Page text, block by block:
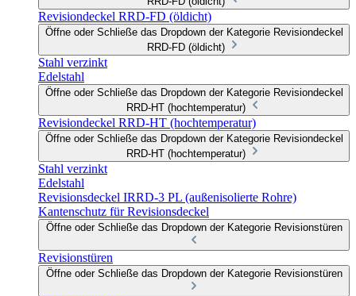
Revisiondeckel RRD-FD (öldicht)
Öffne oder Schließe das Dropdown der Kategorie Revisiondeckel
RRD-FD (öldicht)
Stahl verzinkt
Edelstahl
Öffne oder Schließe das Dropdown der Kategorie Revisiondeckel
RRD-HT (hochtemperatur)
Revisiondeckel RRD-HT (hochtemperatur)
Öffne oder Schließe das Dropdown der Kategorie Revisiondeckel
RRD-HT (hochtemperatur)
Stahl verzinkt
Edelstahl
Revisionsdeckel IRRD-3 PL (außenisolierte Rohre)
Kantenschutz für Revisionsdeckel
Öffne oder Schließe das Dropdown der Kategorie Revisionstüren
Revisionstüren
Öffne oder Schließe das Dropdown der Kategorie Revisionstüren